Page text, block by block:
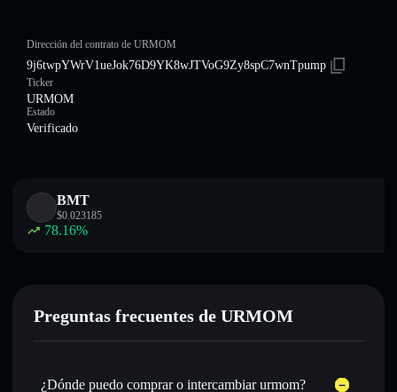
Dirección del contrato de URMOM
9j6twpYWrV1ueJok76D9YK8wJTVoG9Zy8spC7wnTpump
Ticker
URMOM
Estado
Verificado
BMT
$0.023185
78.16%
Preguntas frecuentes de URMOM
¿Dónde puedo comprar o intercambiar urmom?